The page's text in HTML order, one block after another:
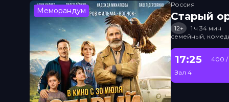
Меморандум
Россия
Старый
12+
1 ч 34 мин
семейный,
17:25
Зал 4
400 /